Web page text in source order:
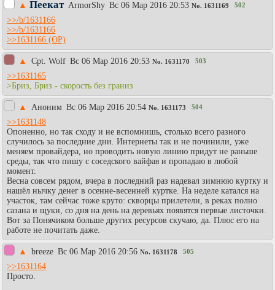
▲ Пеекат АrmоrShy Вc 06 Мар 2016 20:53 No. 1631169 502
>>/b/1631166
>>/b/1631166
>>1631166
▲ Cpt. Wolf Вc 06 Мар 2016 20:53 No. 1631170 503
>>1631165
>Бриз, Бриз - скорость без граниз
▲ Аноним Вc 06 Мар 2016 20:54 No. 1631173 504
>>1631148
Опоненно, но так сходу и не вспомнишь, столько всего разного
случилось за последние дни. Интернеты так и не починили, уже
меняем провайдера, но проводить новую линию придут не раньше
среды, так что пишу с соседского вайфая и пропадаю в любой
момент.
Весна совсем рядом, вчера в последний раз надевал зимнюю куртку и
нашёл нычку денег в осенне-весенней куртке. На неделе катался на
участок, там сейчас тоже круто: скворцы прилетели, в реках полно
сазана и щуки, со дня на день на деревьях появятся первые листочки.
Вот за Понячиком больше других ресурсов скучаю, да. Плюс его на
работе не почитать даже.
▲ breeze Вc 06 Мар 2016 20:56 No. 1631178 505
>>1631164
Просто.